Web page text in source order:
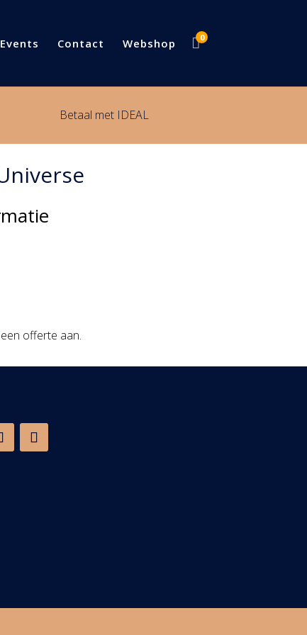
Events Contact Webshop 0
Betaal met IDEAL
offerte aan.